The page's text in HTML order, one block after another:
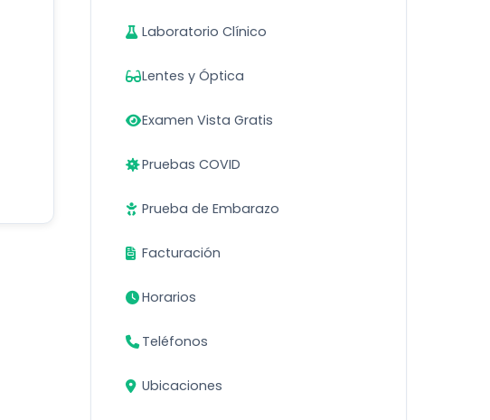
Laboratorio Clínico
Lentes y Óptica
Examen Vista Gratis
Pruebas COVID
Prueba de Embarazo
Facturación
Horarios
Teléfonos
Ubicaciones